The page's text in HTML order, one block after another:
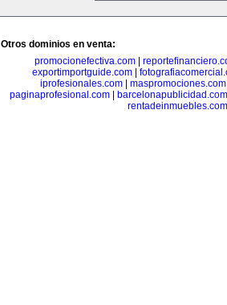
Otros dominios en venta:
promocionefectiva.com
exportimportguide.com
iprofesionales.com
maspromociones.com
paginaprofesional.com|
barcelonapublicidad.com
rentadeinmuebles.com